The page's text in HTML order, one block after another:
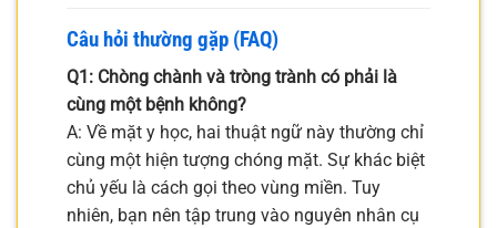
Câu hỏi thường gặp (FAQ)
Q1: Chòng chành và tròng trành có phải là
cùng một bệnh không?
A: Về mặt y học, hai thuật ngữ này thường chỉ
cùng một hiện tượng chóng mặt. Sự khác biệt
chủ yếu là cách gọi theo vùng miền. Tuy
nhiên, bạn nên tập trung vào nguyên nhân cụ